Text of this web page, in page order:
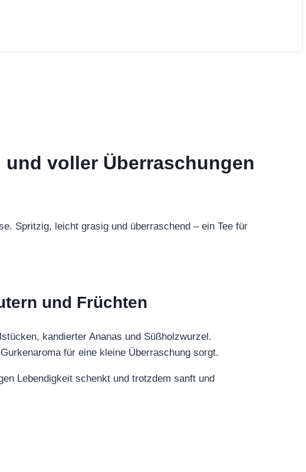
voller Überraschungen
Spritzig, leicht grasig und überraschend – ein Tee für
und Früchten
kandierter Ananas und Süßholzwurzel.
für eine kleine Überraschung sorgt.
Lebendigkeit schenkt und trotzdem sanft und